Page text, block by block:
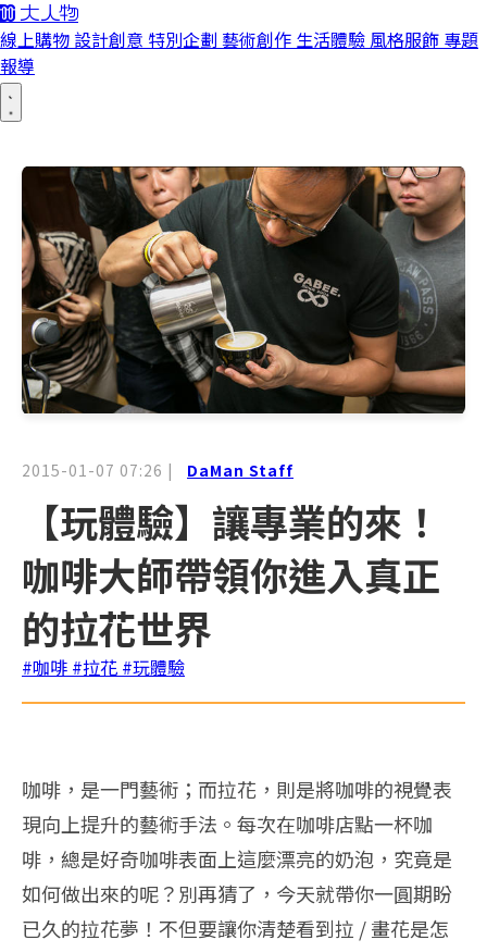
線上購物 設計創意 特別企劃 藝術創作 生活體驗 風格服飾 專題
報導
2015-01-07 07:26 | DaMan Staff
【玩體驗】讓專業的來！
咖啡大師帶領你進入真正
的拉花世界
#咖啡 #拉花 #玩體驗
咖啡，是一門藝術；而拉花，則是將咖啡的視覺表
現向上提升的藝術手法。每次在咖啡店點一杯咖
啡，總是好奇咖啡表面上這麼漂亮的奶泡，究竟是
如何做出來的呢？別再猜了，今天就帶你一圓期盼
已久的拉花夢！不但要讓你清楚看到拉 / 畫花是怎